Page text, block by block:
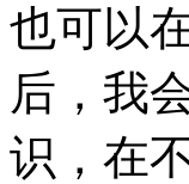
也可以
后，我
识，在